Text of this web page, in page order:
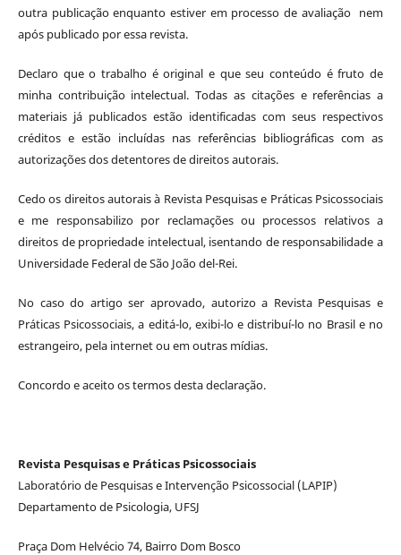
outra publicação enquanto estiver em processo de avaliação nem
após publicado por essa revista.
Declaro que o trabalho é original e que seu conteúdo é fruto de
minha contribuição intelectual. Todas as citações e referências a
materiais já publicados estão identificadas com seus respectivos
créditos e estão incluídas nas referências bibliográficas com as
autorizações dos detentores de direitos autorais.
Cedo os direitos autorais à Revista Pesquisas e Práticas Psicossociais
e me responsabilizo por reclamações ou processos relativos a
direitos de propriedade intelectual, isentando de responsabilidade a
Universidade Federal de São João del-Rei.
No caso do artigo ser aprovado, autorizo a Revista Pesquisas e
Práticas Psicossociais, a editá-lo, exibi-lo e distribuí-lo no Brasil e no
estrangeiro, pela internet ou em outras mídias.
Concordo e aceito os termos desta declaração.
Revista Pesquisas e Práticas Psicossociais
Laboratório de Pesquisas e Intervenção Psicossocial (LAPIP)
Departamento de Psicologia, UFSJ
Praça Dom Helvécio 74, Bairro Dom Bosco